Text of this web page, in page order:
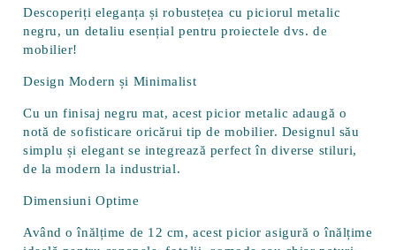
Descoperiți eleganța și robustețea cu piciorul metalic
negru, un detaliu esențial pentru proiectele dvs. de
mobilier!
Design Modern și Minimalist
Cu un finisaj negru mat, acest picior metalic adaugă o
notă de sofisticare oricărui tip de mobilier. Designul său
simplu și elegant se integrează perfect în diverse stiluri,
de la modern la industrial.
Dimensiuni Optime
Având oînălțime de 12 cm, acest picior asigură o înălțime